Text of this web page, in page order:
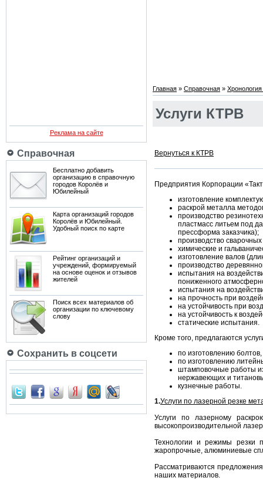
Реклама на сайте
Справочная
Бесплатно добавить
организацию в справочную
городов Королёв и
Юбилейный
Карта организаций городов
Королёв и Юбилейный.
Удобный поиск по карте
Рейтинг организаций и
учреждений, формируемый
на основе оценок и отзывов
жителей
Поиск всех материалов об
организации по ключевому
слову
Сохранить в соцсети
Главная » Справочная »
Услуги КТРВ
Вернуться к КТРВ
Предприятия Корпорации
изготовление
раскрой металла
производство
пластмасс литьем под
прессформа заказчика);
производство
химические и
изготовление валов
производство
испытания на
пониженного
испытания на
на прочность при
на устойчивость при
на устойчивость к
статические испытания.
Кроме того, предлагаются
по изготовлению
по изготовлению
штамповочные работы
нержавеющих и
кузнечные работы.
1.Услуги по лазерной резке
Услуги по лазерному
высокопроизводительной
Технологии и режимы резки
жаропрочные, алюминиевые
Рассматриваются
наших материалов.